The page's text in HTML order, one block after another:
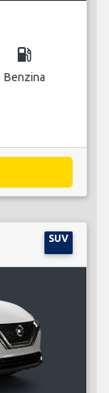
local_gas_station
Benzina
SUV